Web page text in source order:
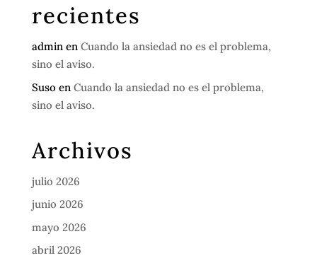
recientes
adminen Cuando la ansiedad no es el problema,
sino el aviso.
Suso en Cuando la ansiedad no es el problema,
sino el aviso.
Archivos
julio 2026
junio 2026
mayo 2026
abril 2026